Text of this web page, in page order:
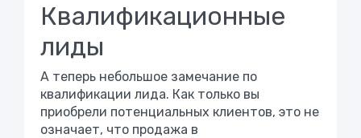
Квалификационные
лиды
А теперь небольшое замечание по
квалификации лида. Как только вы
приобрели потенциальных клиентов, это не
означает, что продажа в